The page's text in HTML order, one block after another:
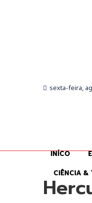
sexta-feira,
INÍCO
CIÊNCIA &